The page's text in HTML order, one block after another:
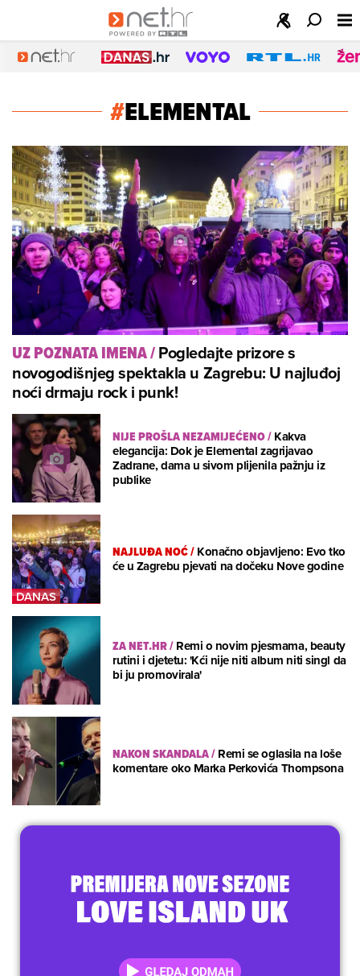
#ELEMENTAL
UZ POZNATA IMENA/Pogledajte prizore s
novogodišnjeg spektakla u Zagrebu: U najluđoj
noći drmaju rock i punk!
NIJE PROŠLA NEZAMIJEĆENO/Kakva
elegancija: Dok je Elemental zagrijavao
Zadrane, dama u sivom plijenila pažnju iz
publike
NAJLUĐA NOĆ/Konačno objavljeno: Evo tko
će u Zagrebu pjevati na dočeku Nove godine
ZA NET.HR/Remi o novim pjesmama, beauty
rutini i djetetu: 'Kći nije niti album niti singl da
bi ju promovirala'
NAKON SKANDALA/Remi se oglasila na loše
komentare oko Marka Perkovića Thompsona